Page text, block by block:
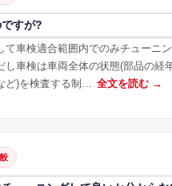
すが?
て車検適合範囲内でのみチューニ
し車検は車両全体の状態(部品の経
ど)を検査する制…
全文を読む →